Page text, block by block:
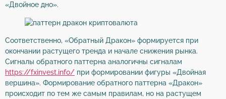
«Двойное дно».
Соответственно, «Обратный Дракон» формируется при
окончании растущего тренда и начале снижения рынка.
Сигналы обратного паттерна аналогичны сигналам
https://fxinvest.info/ при формировании фигуры «Двойная
вершина». Формирование обратного паттерна «Дракон»
происходит по тем же самым правилам, но на растущем